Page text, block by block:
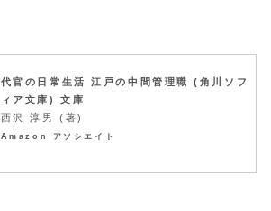
代官の日常生活 江戸の中間管理職 (角川ソフ
ィア文庫) 文庫
西沢 淳男 (著)
Amazon アソシエイト